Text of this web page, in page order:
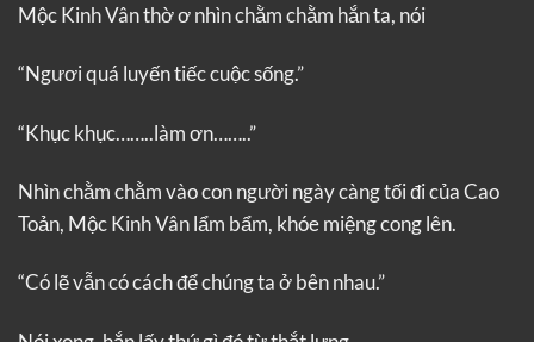
Mộc Kinh Vân thờ ơ nhìn chằm chằm hắn ta, nói
“Ngươi quá luyến tiếc cuộc sống.”
“Khục khục……..làm ơn……..”
Nhìn chằm chằm vào con người ngày càng tối đi của Cao
Toản, Mộc Kinh Vân lẩm bẩm, khóe miệng cong lên.
“Có lẽ vẫn có cách để chúng ta ở bên nhau.”